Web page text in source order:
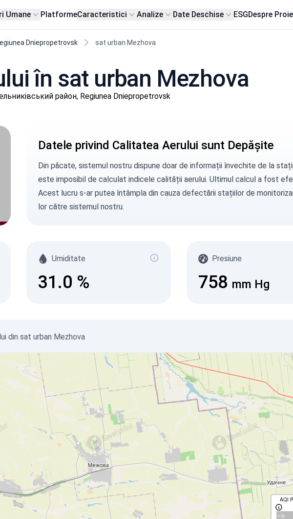
Umane PlatformeCaracteristici Analize Date Deschise ESGDespre
Dniepropetrovsk sat urban Mezhova
în sat urban Mezhova
район, Regiunea Dniepropetrovsk
Datele privind Calitatea Aerului sunt Depășite
Din păcate, sistemul nostru dispune doar de informații învechite de la
este imposibil de calculat indicele calității aerului. Ultimul calcul a fost
Acest lucru s-ar putea întâmpla din cauza defectării stațiilor de
lor către sistemul nostru.
Umiditate
31.0 %
Presiune
758 mm Hg
din sat urban Mezhova
AQI
с/д